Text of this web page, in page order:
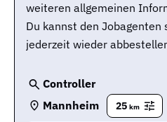
weiteren allgemeinen
Du kannst den
jederzeit wieder
Controller
Mannheim
25 km